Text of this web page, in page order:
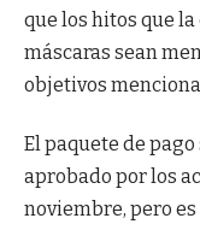
que los hitos que
máscaras sean
objetivos
El paquete de
aprobado por los
noviembre, pero